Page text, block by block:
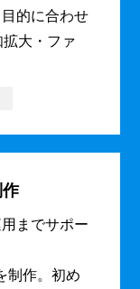
的に合わせ
大・ファ
までサポー
制作。初め